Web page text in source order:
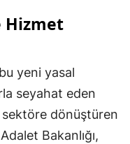
Hizmet
yeni yasal
seyahat eden
dönüştüren
Bakanlığı,